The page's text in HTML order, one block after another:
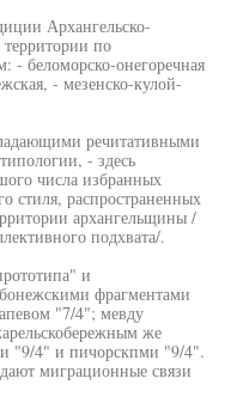
Архангельско-
территории по
- беломорско-онегоречная
- мезенско-кулой-
речитативными
- здесь
числа избранных
стиля, распространенных
архангельщины /
подхвата/.
и
фрагментами
"7/4"; мевду
же
"9/4" и пичорскпми "9/4".
миграционные связи